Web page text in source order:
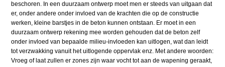
beschoren. In een duurzaam ontwerp moet men er steeds van uitgaan dat
er, onder andere onder invloed van de krachten die op de constructie
werken, kleine barstjes in de beton kunnen ontstaan. Er moet in een
duurzaam ontwerp rekening mee worden gehouden dat de beton zelf
onder invloed van bepaalde milieu-invloeden kan uitlogen, wat dan leidt
tot verzwakking vanuit het uitlogende oppervlak enz. Met andere woorden:
Vroeg of laat zullen er zones zijn waar vocht tot aan de wapening geraakt,